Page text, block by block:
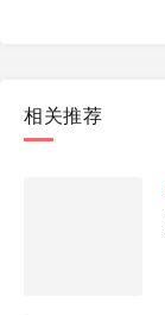
相关推荐